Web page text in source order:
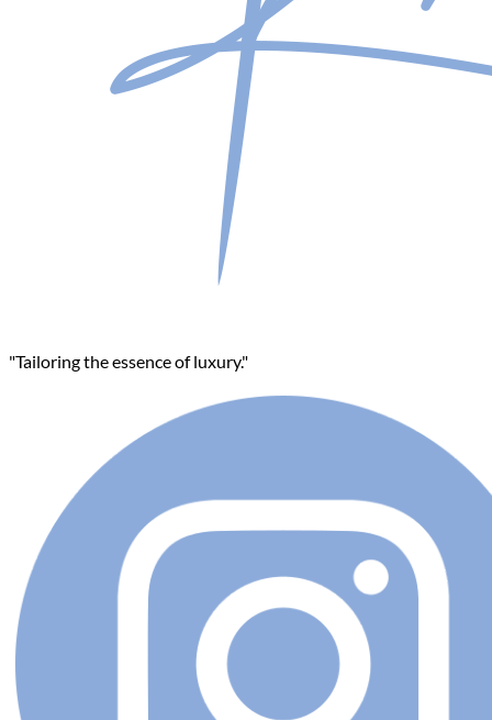
"Tailoring the essence of luxury."